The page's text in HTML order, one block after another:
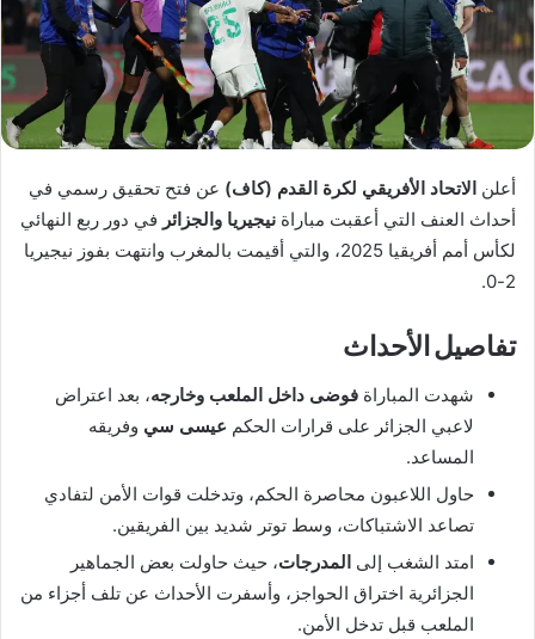
أعلن الاتحاد الأفريقي لكرة القدم (كاف) عن فتح تحقيق رسمي في
أحداث العنف التي أعقبت مباراة نيجيريا والجزائر في دور ربع النهائي
لكأس أمم أفريقيا 2025، والتي أقيمت بالمغرب وانتهت بفوز نيجيريا
2-0.
تفاصيل الأحداث
شهدت المباراة فوضى داخل الملعب وخارجه، بعد اعتراض
لاعبي الجزائر على قرارات الحكم عيسى سي وفريقه
المساعد.
حاول اللاعبون محاصرة الحكم، وتدخلت قوات الأمن لتفادي
تصاعد الاشتباكات، وسط توتر شديد بين الفريقين.
امتد الشغب إلى المدرجات، حيث حاولت بعض الجماهير
الجزائرية اختراق الحواجز، وأسفرت الأحداث عن تلف أجزاء من
الملعب قبل تدخل الأمن.